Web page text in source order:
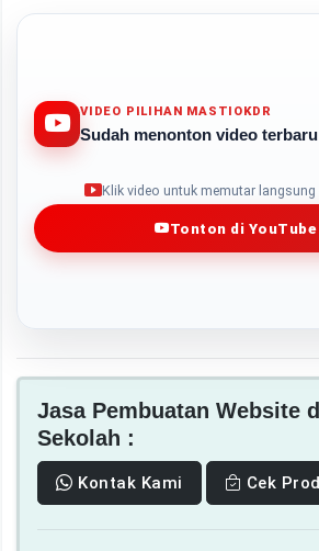
VIDEO PILIHAN MASTIOKDR
Sudah menonton video
Klik video untuk memutar
Tonton di YouTube
Jasa Pembuatan Website
Sekolah :
Kontak Kami Cek